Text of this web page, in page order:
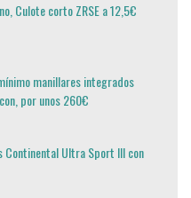
Culote corto ZRSE a 12,5€
manillares integrados
por unos 260€
Continental Ultra Sport III con